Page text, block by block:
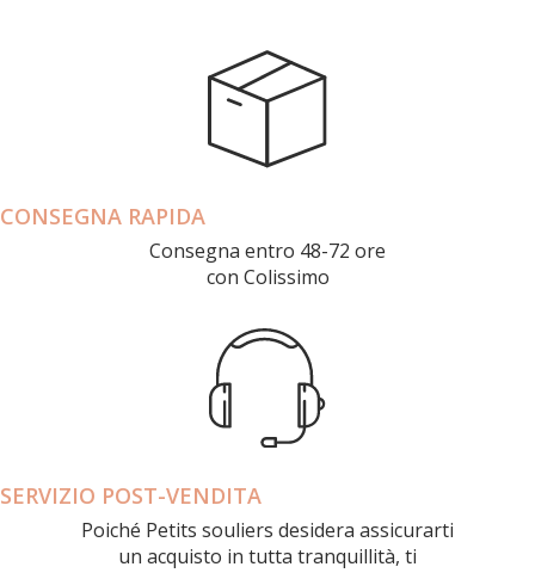
CONSEGNA RAPIDA
Consegna entro 48-72 ore
con Colissimo
SERVIZIO POST-VENDITA
Poiché Petits souliers desidera assicurarti
un acquisto in tutta tranquillità, ti